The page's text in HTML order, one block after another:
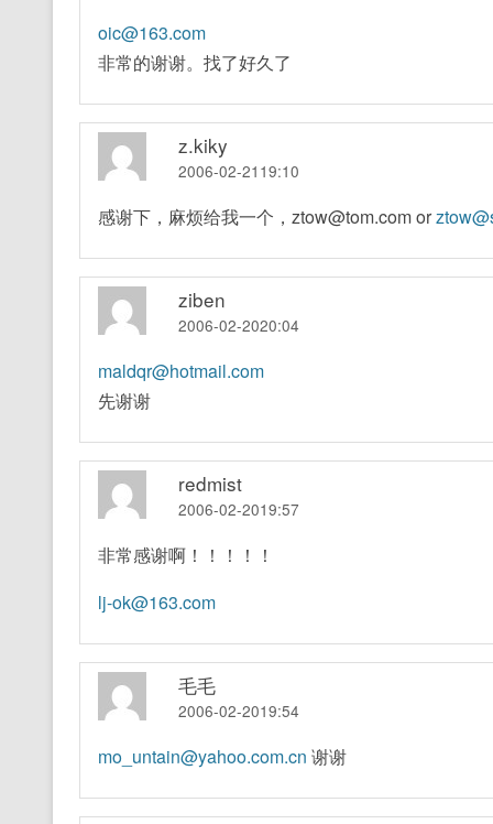
oic@163.com
非常的谢谢。找了好久了
z.kiky
2006-02-2119:10
感谢下，麻烦给我一个，ztow@tom.com or
ziben
2006-02-2020:04
maldqr@hotmail.com
先谢谢
redmist
2006-02-2019:57
非常感谢啊！！！！！
lj-ok@163.com
毛毛
2006-02-2019:54
mo_untain@yahoo.com.cn 谢谢